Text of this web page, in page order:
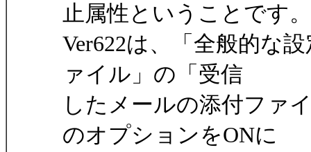
止属性ということです。
Ver622は、「全般的な
ァイル」の「受信
したメールの添付ファ
のオプションをONに